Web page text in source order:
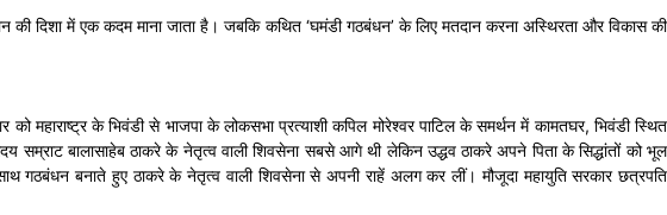
की दिशा में एक कदम माना जाता है। जबकि कथित ‘घमंडी गठबंधन’ के लिए मतदान करना अस्थिरता और विकास की
महाराष्ट्र के भिवंडी से भाजपा के लोकसभा प्रत्याशी कपिल मोरेश्वर पाटिल के समर्थन में कामतघर, भिवंडी स्थित
सम्राट बालासाहेब ठाकरे के नेतृत्व वाली शिवसेना सबसे आगे थी लेकिन उद्धव ठाकरे अपने पिता के सिद्धांतों को भूल
गठबंधन बनाते हुए ठाकरे के नेतृत्व वाली शिवसेना से अपनी राहें अलग कर लीं। मौजूदा महायुति सरकार छत्रपति